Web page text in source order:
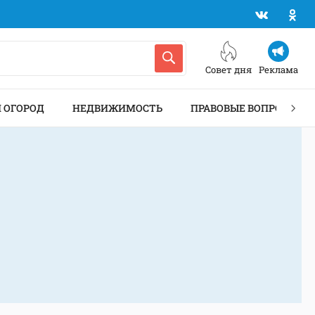
Совет дня Реклама
ОГОРОД НЕДВИЖИМОСТЬ ПРАВОВЫЕ ВОПРОСЫ